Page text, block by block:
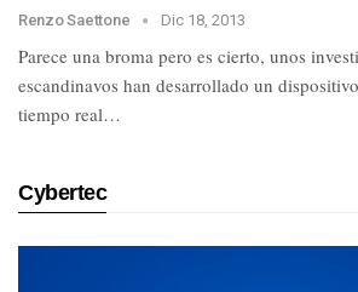
Renzo Saettone Dic 18, 2013
Parece una broma pero es cierto, unos
escandinavos han desarrollado un
tiempo real…
Cybertec